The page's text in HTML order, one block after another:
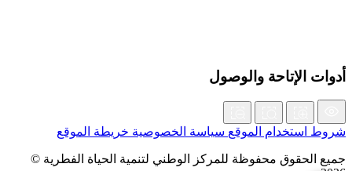
أدوات الإتاحة والوصول
شروط استخدام الموقع سياسة الخصوصية خريطة الموقع
جميع الحقوق محفوظة للمركز الوطني لتنمية الحياة الفطرية ©